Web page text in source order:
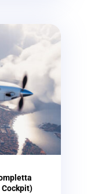
Cockpit)